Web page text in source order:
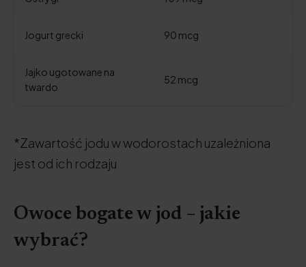
Jogurt grecki 90 mcg
Jajko ugotowane na
twardo
52 mcg
*Zawartość jodu w wodorostach uzależniona
jest od ich rodzaju
Owoce bogate w jod – jakie
wybrać?